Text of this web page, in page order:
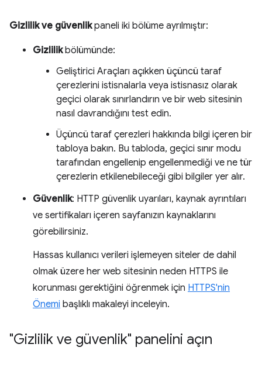
Gizlilik ve güvenlikpaneli iki bölüme ayrılmıştır:
Gizlilikbölümünde:
Geliştirici Araçları açıkken üçüncü taraf
çerezlerini istisnalarla veya istisnasız olarak
geçici olarak sınırlandırın ve bir web sitesinin
nasıl davrandığını test edin.
Üçüncü taraf çerezleri hakkında bilgi içeren bir
tabloya bakın. Bu tabloda, geçici sınır modu
tarafından engellenip engellenmediği ve ne tür
çerezlerin etkilenebileceği gibi bilgiler yer alır.
Güvenlik: HTTP güvenlik uyarıları, kaynak ayrıntıları
ve sertifikaları içeren sayfanızın kaynaklarını
görebilirsiniz.
Hassas kullanıcı verileri işlemeyen siteler de dahil
olmak üzere her web sitesinin neden HTTPS ile
korunması gerektiğini öğrenmek için HTTPS'nin
Önemi başlıklı makaleyi inceleyin.
"Gizlilik ve güvenlik" panelini açın